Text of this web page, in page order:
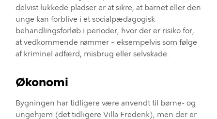
delvist lukkede pladser er at sikre, at barnet eller den
unge kan forblive i et socialpædagogisk
behandlingsforløb i perioder, hvor der er risiko for,
at vedkommende rømmer – eksempelvis som følge
af kriminel adfærd, misbrug eller selvskade.
Økonomi
Bygningen har tidligere være anvendt til børne- og
ungehjem (det tidligere Villa Frederik), men der er